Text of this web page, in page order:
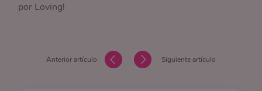
por Loving!
Anterior artículo Siguiente artículo